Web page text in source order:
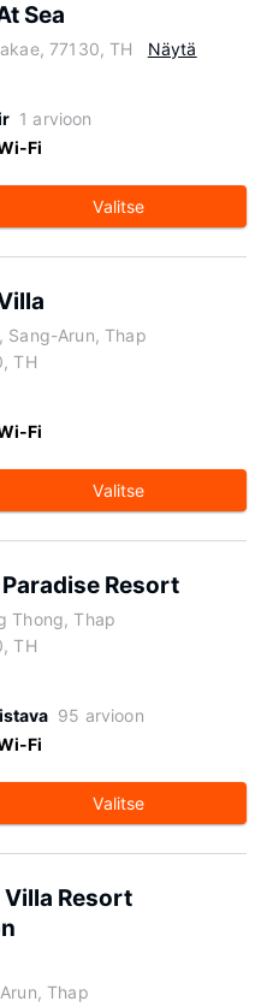
Sea
77130, TH
Näytä
1 arvioon
Fi
Valitse
Sang-Arun, Thap
TH
Fi
Valitse
Resort
Thong, Thap
TH
95 arvioon
Fi
Valitse
Villa Resort
Thap